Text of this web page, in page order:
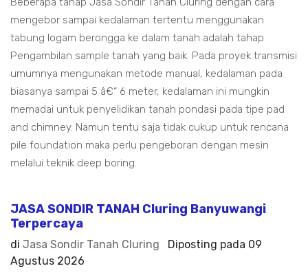
mengebor sampai kedalaman tertentu menggunakan
tabung logam berongga ke dalam tanah adalah tahap
Pengambilan sample tanah yang baik. Pada proyek transmisi
umumnya mengunakan metode manual, kedalaman pada
biasanya sampai 5 â€“ 6 meter, kedalaman ini mungkin
memadai untuk penyelidikan tanah pondasi pada tipe pad
and chimney. Namun tentu saja tidak cukup untuk rencana
pile foundation maka perlu pengeboran dengan mesin
melalui teknik deep boring.
JASA SONDIR TANAH Cluring Banyuwangi
Terpercaya
di Jasa Sondir Tanah Cluring Diposting pada 09
Agustus 2026